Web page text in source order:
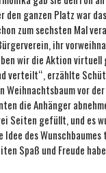
ganzen Platz war
zum sechsten Mal
ihr
wir die Aktion virtuell
verteilt“, erzählte
Weihnachtsbaum vor
die Anhänger
Seiten gefüllt, und es
des Wunschbaumes
Spaß und Freude